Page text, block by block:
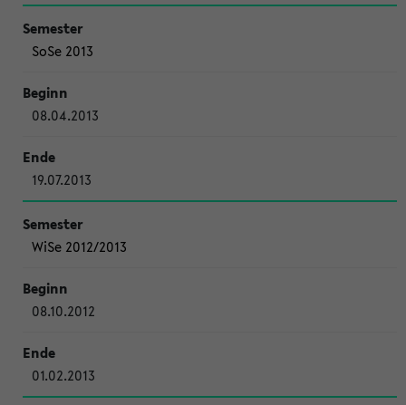
SoSe 2013
08.04.2013
19.07.2013
WiSe 2012/2013
08.10.2012
01.02.2013